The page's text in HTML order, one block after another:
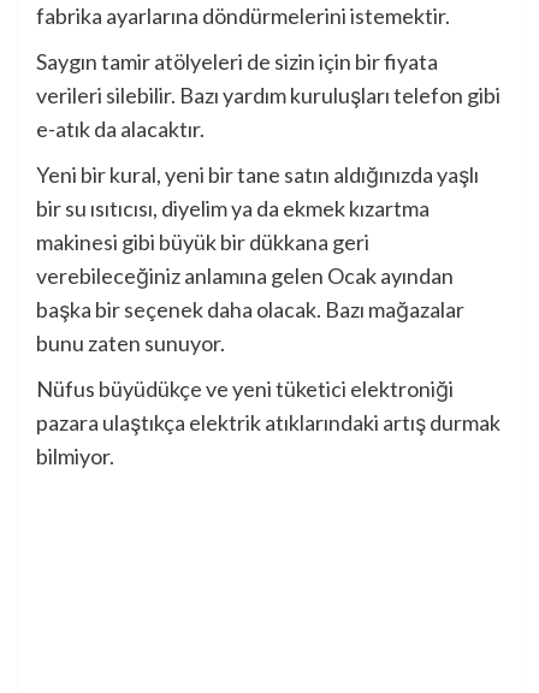
fabrika ayarlarına döndürmelerini istemektir.
Saygın tamir atölyeleri de sizin için bir fiyata
verileri silebilir. Bazı yardım kuruluşları telefon gibi
e-atık da alacaktır.
Yeni bir kural, yeni bir tane satın aldığınızda yaşlı
bir su ısıtıcısı, diyelim ya da ekmek kızartma
makinesi gibi büyük bir dükkana geri
verebileceğiniz anlamına gelen Ocak ayından
başka bir seçenek daha olacak. Bazı mağazalar
bunu zaten sunuyor.
Nüfus büyüdükçe ve yeni tüketici elektroniği
pazara ulaştıkça elektrik atıklarındaki artış durmak
bilmiyor.